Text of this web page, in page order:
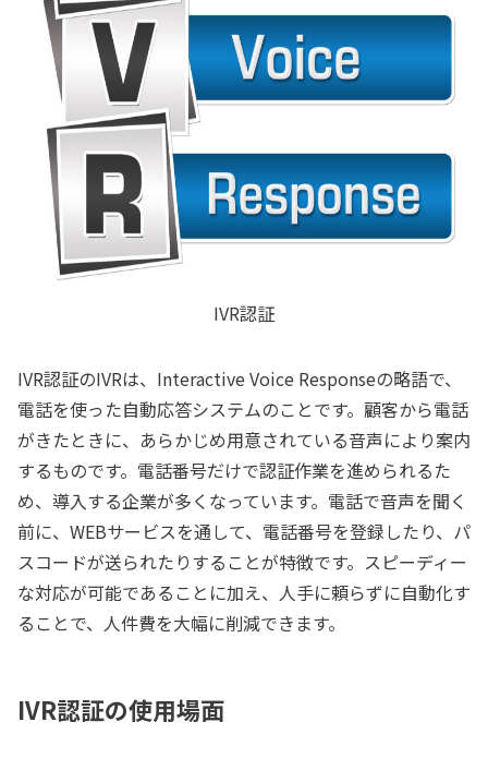
IVR認証
IVR認証のIVRは、Interactive Voice Responseの略語で、
電話を使った自動応答システムのことです。顧客から電話
がきたときに、あらかじめ用意されている音声により案内
するものです。電話番号だけで認証作業を進められるた
め、導入する企業が多くなっています。電話で音声を聞く
前に、WEBサービスを通して、電話番号を登録したり、パ
スコードが送られたりすることが特徴です。スピーディー
な対応が可能であることに加え、人手に頼らずに自動化す
ることで、人件費を大幅に削減できます。
IVR認証の使用場面